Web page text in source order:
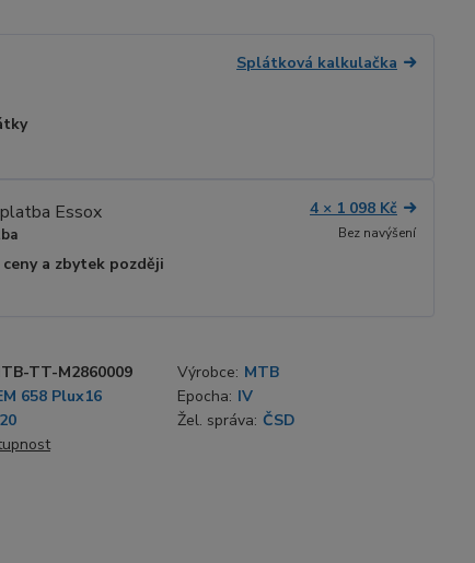
Splátková kalkulačka
4 × 1 098 Kč
Bez navýšení
a zbytek později
TT-M2860009 Výrobce: MTB
658 Plux16 Epocha: IV
Žel. správa: ČSD